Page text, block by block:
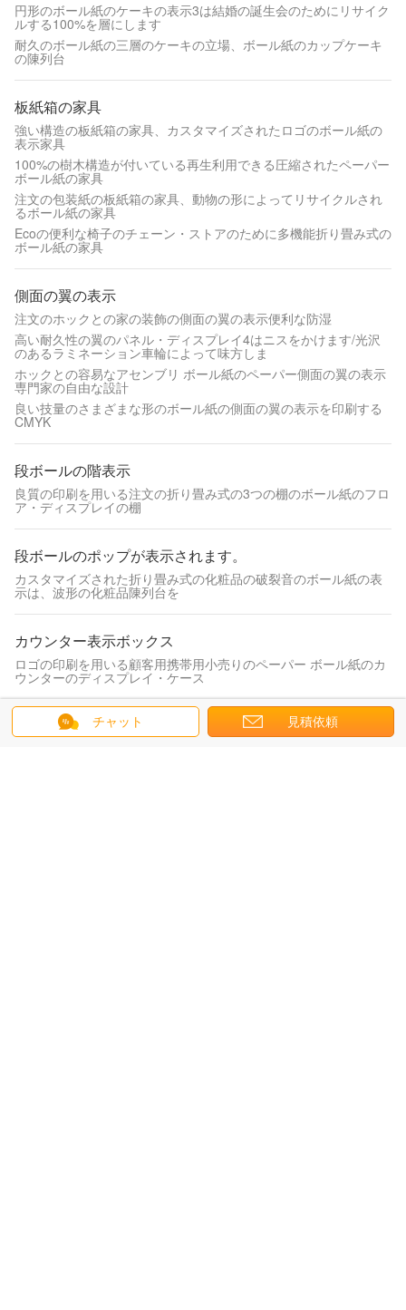
円形のボール紙のケーキの表示3は結婚の誕生会のためにリサイク
ルする100%を層にします
耐久のボール紙の三層のケーキの立場、ボール紙のカップケーキ
の陳列台
板紙箱の家具
強い構造の板紙箱の家具、カスタマイズされたロゴのボール紙の
表示家具
100%の樹木構造が付いている再生利用できる圧縮されたペーパー
ボール紙の家具
注文の包装紙の板紙箱の家具、動物の形によってリサイクルされ
るボール紙の家具
Ecoの便利な椅子のチェーン・ストアのために多機能折り畳み式の
ボール紙の家具
側面の翼の表示
注文のホックとの家の装飾の側面の翼の表示便利な防湿
高い耐久性の翼のパネル・ディスプレイ4はニスをかけます/光沢
のあるラミネーション車輪によって味方しま
ホックとの容易なアセンブリ ボール紙のペーパー側面の翼の表示
専門家の自由な設計
良い技量のさまざまな形のボール紙の側面の翼の表示を印刷する
CMYK
段ボールの階表示
良質の印刷を用いる注文の折り畳み式の3つの棚のボール紙のフロ
ア・ディスプレイの棚
段ボールのポップが表示されます。
カスタマイズされた折り畳み式の化粧品の破裂音のボール紙の表
示は、波形の化粧品陳列台を
カウンター表示ボックス
ロゴの印刷を用いる顧客用携帯用小売りのペーパー ボール紙のカ
ウンターのディスプレイ・ケース
上限のギフト用の箱
チャット 見積依頼